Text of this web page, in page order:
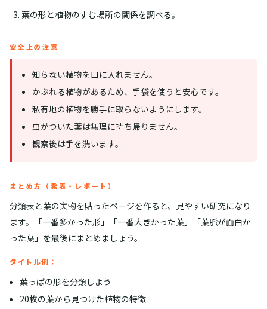
葉の形と植物のすむ場所の関係を調べる。
安全上の注意
知らない植物を口に入れません。
かぶれる植物があるため、手袋を使うと安心です。
私有地の植物を勝手に取らないようにします。
虫がついた葉は無理に持ち帰りません。
観察後は手を洗います。
まとめ方（発表・レポート）
分類表と葉の実物を貼ったページを作ると、見やすい研究になり
ます。「一番多かった形」「一番大きかった葉」「葉脈が面白か
った葉」を最後にまとめましょう。
タイトル例：
葉っぱの形を分類しよう
20枚の葉から見つけた植物の特徴